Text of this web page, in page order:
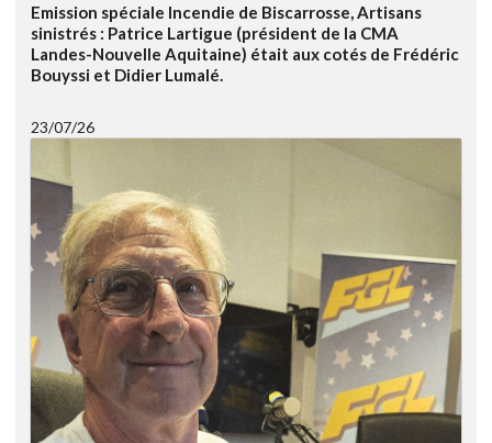
Emission spéciale Incendie de Biscarrosse, Artisans
sinistrés : Patrice Lartigue (président de la CMA
Landes-Nouvelle Aquitaine) était aux cotés de Frédéric
Bouyssi et Didier Lumalé.
23/07/26